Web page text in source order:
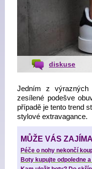
diskuse
Jedním z výrazných
zesílené podešve
případě je tento trend
stylové extravagance.
MŮŽE VÁS
Péče o nohy nekončí
Boty kupujte odpoledne